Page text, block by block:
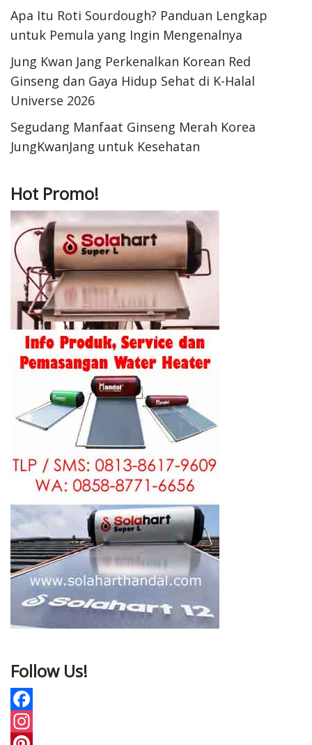
Apa Itu Roti Sourdough? Panduan Lengkap
untuk Pemula yang Ingin Mengenalnya
Jung Kwan Jang Perkenalkan Korean Red
Ginseng dan Gaya Hidup Sehat di K-Halal
Universe 2026
Segudang Manfaat Ginseng Merah Korea
JungKwanJang untuk Kesehatan
Hot Promo!
Follow Us!
F